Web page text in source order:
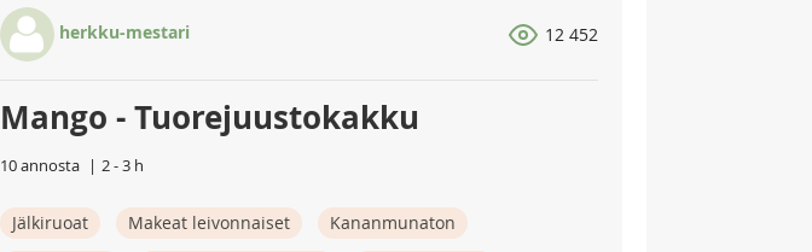
herkku-mestari 12 452
Mango - Tuorejuustokakku
10 annosta 2 - 3 h
Jälkiruoat Makeat leivonnaiset
Kananmunaton